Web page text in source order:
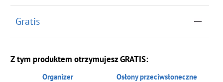
Gratis
Z tym produktem otrzymujesz GRATIS:
Organizer Osłony przeciwsłoneczne